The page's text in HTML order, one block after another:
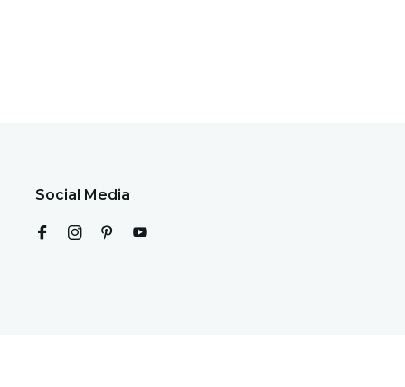
Social Media